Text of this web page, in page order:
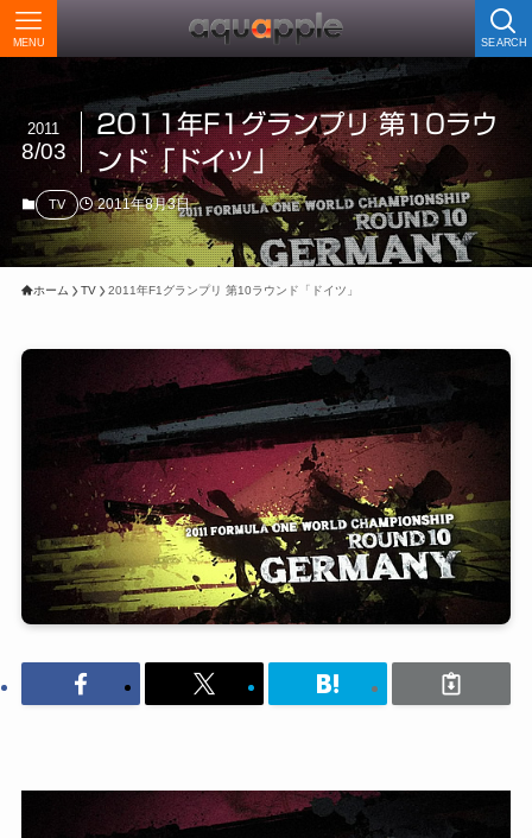
SEARCH
MENU
2011年F1グランプリ 第10ラウ
ンド「ドイツ」
2011
8/03
TV 2011年8月3日
ホーム TV 2011年F1グランプリ 第10ラウンド「ドイツ」